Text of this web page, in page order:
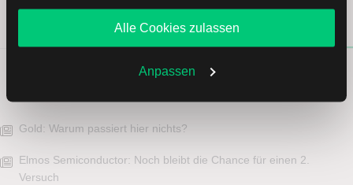
Angebote unterbreiten. Sie entscheiden, welche Cookies
Sie zulassen oder ablehnen. Ihre Entscheidung können
Sie jederzeit in denCookie-Einstellungenändern.
Weitere Infos auch in unsererDatenschutzerklärung
Alle Cookies zulassen
Anpassen
03
Gold: Warum passiert hier nichts?
Elmos Semiconductor: Noch bleibt die Chance für einen 2.
Versuch